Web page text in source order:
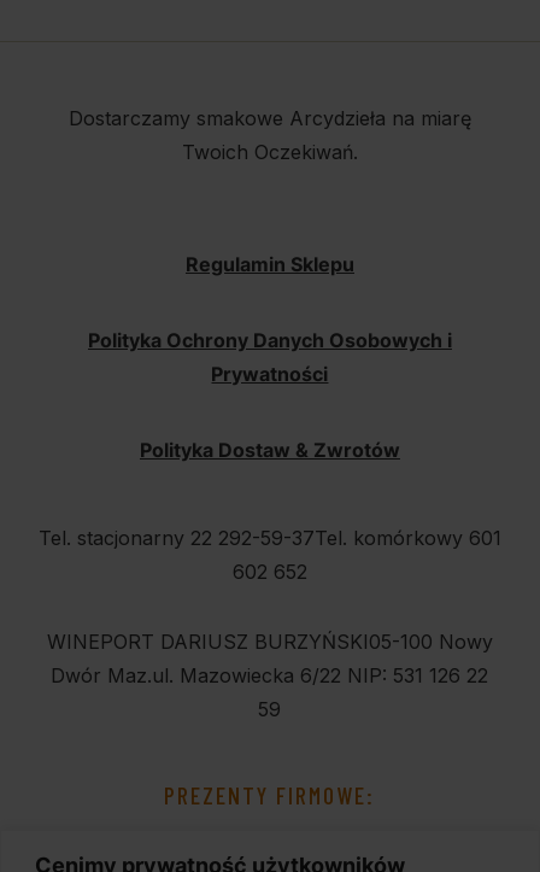
Cenimy prywatność użytkowników
Dostarczamy smakowe Arcydzieła na miarę
Twoich Oczekiwań.
Regulamin Sklepu
Polityka Ochrony Danych Osobowych i
Prywatności
Polityka Dostaw & Zwrotów
Tel. stacjonarny 22 292-59-37Tel. komórkowy 601
602 652
WINEPORT DARIUSZ BURZYŃSKI05-100 Nowy
Dwór Maz.ul. Mazowiecka 6/22 NIP: 531 126 22
59
PREZENTY FIRMOWE: